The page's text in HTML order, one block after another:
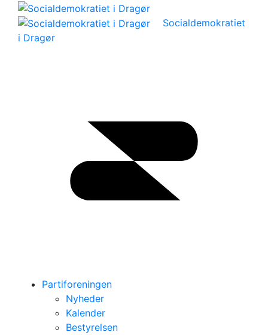
Socialdemokratiet
i Dragør
Partiforeningen
Nyheder
Kalender
Bestyrelsen